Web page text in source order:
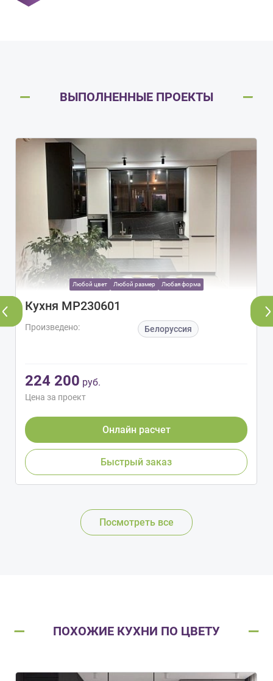
ВЫПОЛНЕННЫЕ ПРОЕКТЫ
Любой цвет Любой размер Любая форма
Кухня МР230601
Произведено: Белоруссия
224 200 руб.
Цена за проект
Онлайн расчет
Быстрый заказ
Посмотреть все
ПОХОЖИЕ КУХНИ ПО ЦВЕТУ